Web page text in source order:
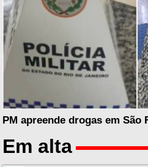
PM apreende drogas em São
Em alta